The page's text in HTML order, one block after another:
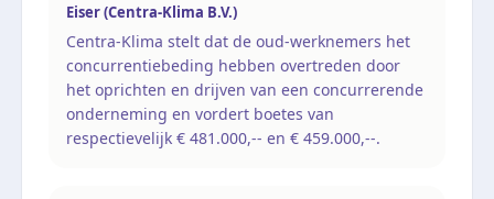
Eiser (Centra-Klima B.V.)
Centra-Klima stelt dat de oud-werknemers het
concurrentiebeding hebben overtreden door
het oprichten en drijven van een concurrerende
onderneming en vordert boetes van
respectievelijk € 481.000,-- en € 459.000,--.